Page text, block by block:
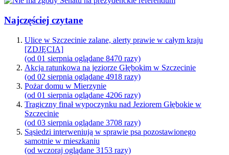
Najczęściej czytane
Ulice w Szczecinie zalane, alerty prawie w całym kraju
[ZDJĘCIA]
(od 01 sierpnia oglądane 8470 razy)
Akcja ratunkowa na jeziorze Głębokim w Szczecinie
(od 02 sierpnia oglądane 4918 razy)
Pożar domu w Mierzynie
(od 01 sierpnia oglądane 4206 razy)
Tragiczny finał wypoczynku nad Jeziorem Głębokie w
Szczecinie
(od 03 sierpnia oglądane 3708 razy)
Sąsiedzi interweniują w sprawie psa pozostawionego
samotnie w mieszkaniu
(od wczoraj oglądane 3153 razy)